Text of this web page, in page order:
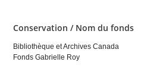
Conservation / Nom du fonds
Bibliothèque et Archives Canada
Fonds Gabrielle Roy